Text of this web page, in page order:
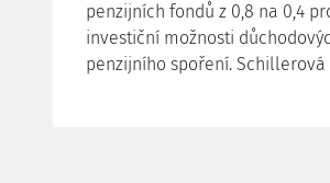
penzijních fondů z 0,8 na 0,4
investiční možnosti
penzijního spoření.